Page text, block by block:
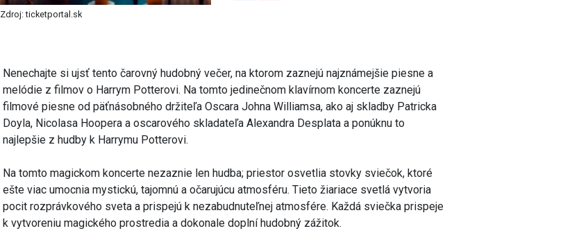
Zdroj: ticketportal.sk
Nenechajte si ujsť tento čarovný hudobný večer, na ktorom zaznejú najznámejšie piesne a
melódie z filmov o Harrym Potterovi. Na tomto jedinečnom klavírnom koncerte zaznejú
filmové piesne od päťnásobného držiteľa Oscara Johna Williamsa, ako aj skladby Patricka
Doyla, Nicolasa Hoopera a oscarového skladateľa Alexandra Desplata a ponúknu to
najlepšie z hudby k Harrymu Potterovi.
Na tomto magickom koncerte nezaznie len hudba; priestor osvetlia stovky sviečok, ktoré
ešte viac umocnia mystickú, tajomnú a očarujúcu atmosféru. Tieto žiariace svetlá vytvoria
pocit rozprávkového sveta a prispejú k nezabudnuteľnej atmosfére. Každá sviečka prispeje
k vytvoreniu magického prostredia a dokonale doplní hudobný zážitok.